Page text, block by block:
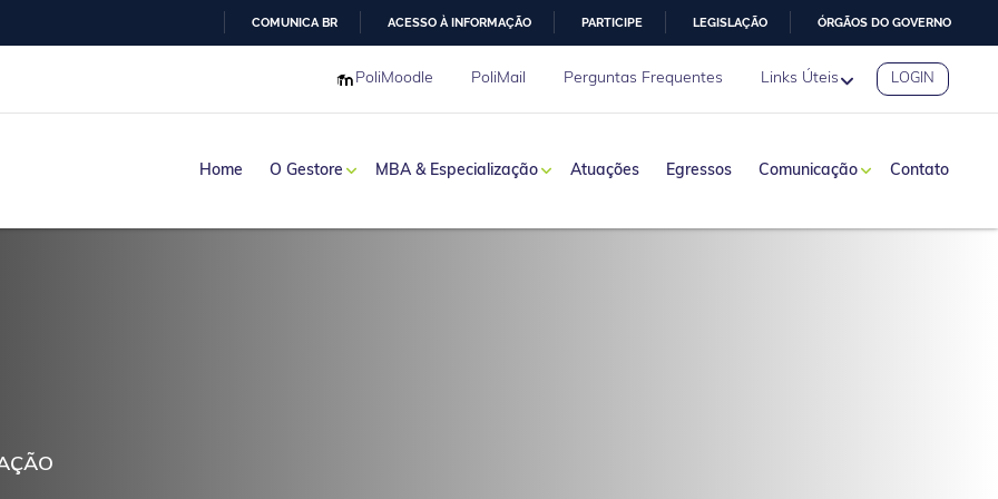
O
COMUNICA BR ACESSO À INFORMAÇÃO PARTICIPE LEGISLAÇÃO ÓRGÃOS DO GOVERNO
PoliMoodle PoliMail Perguntas Frequentes Links Úteis LOGIN
Home O Gestore MBA & Especialização Atuações Egressos Comunicação Contato